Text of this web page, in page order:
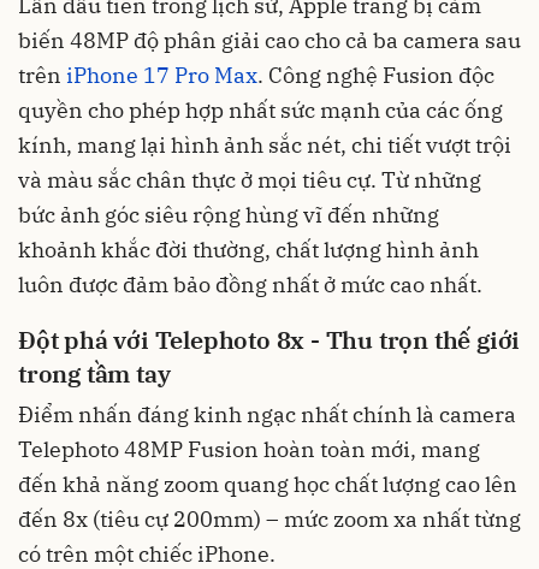
biến 48MP độ phân giải cao cho cả ba camera sau
trên iPhone 17 Pro Max. Công nghệ Fusion độc
quyền cho phép hợp nhất sức mạnh của các ống
kính, mang lại hình ảnh sắc nét, chi tiết vượt trội
và màu sắc chân thực ở mọi tiêu cự. Từ những
bức ảnh góc siêu rộng hùng vĩ đến những
khoảnh khắc đời thường, chất lượng hình ảnh
luôn được đảm bảo đồng nhất ở mức cao nhất.
Đột phá với Telephoto 8x - Thu trọn thế giới
trong tầm tay
Điểm nhấn đáng kinh ngạc nhất chính là camera
Telephoto 48MP Fusion hoàn toàn mới, mang
đến khả năng zoom quang học chất lượng cao lên
đến 8x (tiêu cự 200mm) – mức zoom xa nhất từng
có trên một chiếc iPhone.